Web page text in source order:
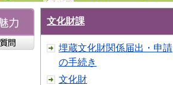
文化財課
埋蔵文化財関係届出・申請
の手続き
文化財